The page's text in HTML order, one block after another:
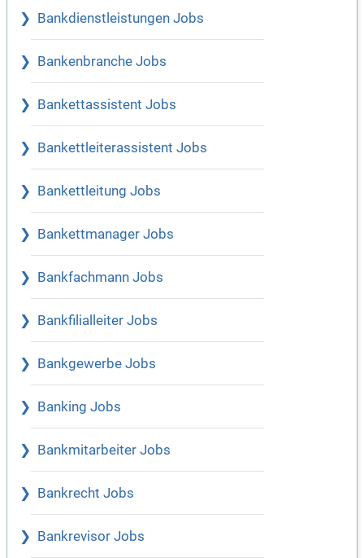
Bankdienstleistungen Jobs
Bankenbranche Jobs
Bankettassistent Jobs
Bankettleiterassistent Jobs
Bankettleitung Jobs
Bankettmanager Jobs
Bankfachmann Jobs
Bankfilialleiter Jobs
Bankgewerbe Jobs
Banking Jobs
Bankmitarbeiter Jobs
Bankrecht Jobs
Bankrevisor Jobs